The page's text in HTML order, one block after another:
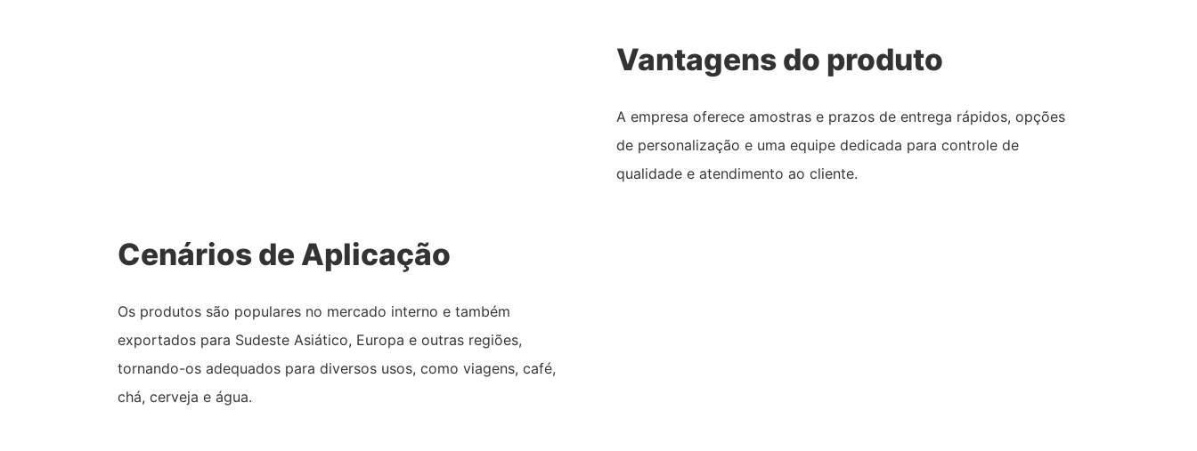
Vantagens do produto
A empresa oferece amostras e prazos de entrega rápidos, opções
de personalização e uma equipe dedicada para controle de
qualidade e atendimento ao cliente.
Cenários de Aplicação
Os produtos são populares no mercado interno e também
exportados para Sudeste Asiático, Europa e outras regiões,
tornando-os adequados para diversos usos, como viagens, café,
chá, cerveja e água.